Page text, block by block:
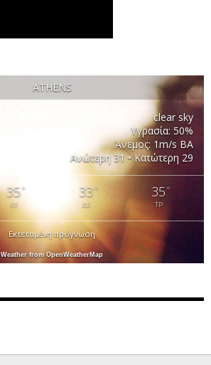
ATHENS
clear sky
Υγρασία: 50%
Άνεμος: 1m/s ΒΑ
Ανώτερη 31 • Κατώτερη 29
35°
ΚΥ
33°
ΔΕ
35 °
ΤΡ
Εκτεταμένη πρόγνωση
Weather from OpenWeatherMap